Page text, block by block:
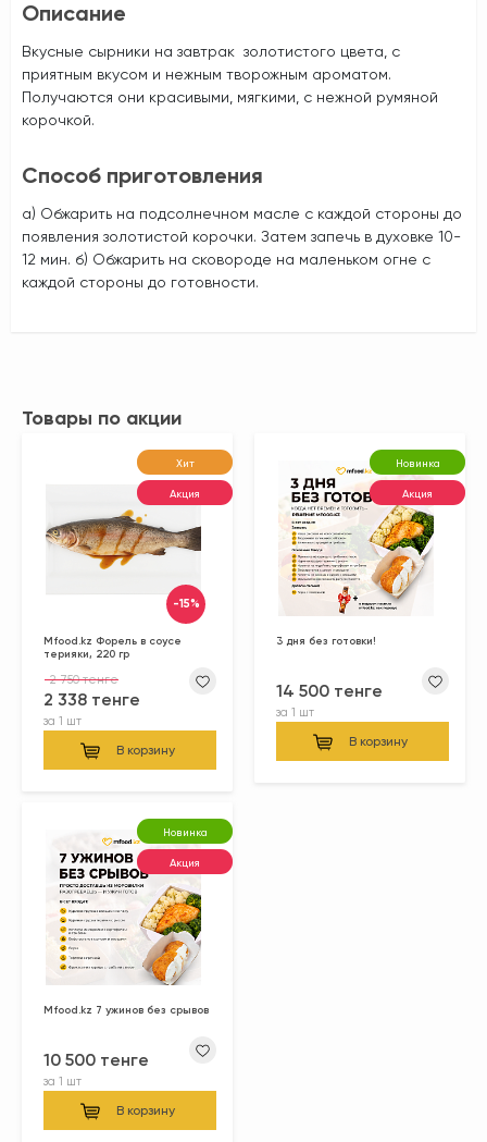
Описание
Вкусные сырники на завтрак золотистого цвета, с
приятным вкусом и нежным творожным ароматом.
Получаются они красивыми, мягкими, с нежной румяной
корочкой.
Способ приготовления
а) Обжарить на подсолнечном масле с каждой стороны до
появления золотистой корочки. Затем запечь в духовке 10-
12 мин. б) Обжарить на сковороде на маленьком огне с
каждой стороны до готовности.
Товары по акции
Хит
Акция
-15%
Mfood.kz Форель в соусе
терияки, 220 гр
2 338 тенге
за 1 шт
2 750 тенге
В корзину
Новинка
Акция
Mfood.kz 7 ужинов без срывов
10 500 тенге
за 1 шт
В корзину
Новинка
Акция
3 дня без готовки!
14 500 тенге
за 1 шт
В корзину